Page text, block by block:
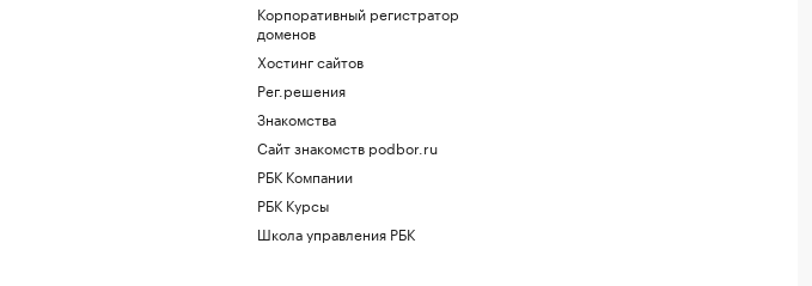
Корпоративный регистратор
доменов
Хостинг сайтов
Рег.решения
Знакомства
Сайт знакомств podbor.ru
РБК Компании
РБК Курсы
Школа управления РБК